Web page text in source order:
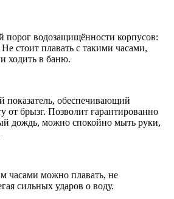
порог водозащищённости корпусов:
стоит плавать с такими часами,
ходить в баню.
показатель, обеспечивающий
от брызг. Позволит гарантированно
дождь, можно спокойно мыть руки,
часами можно плавать, не
сильных ударов о воду.